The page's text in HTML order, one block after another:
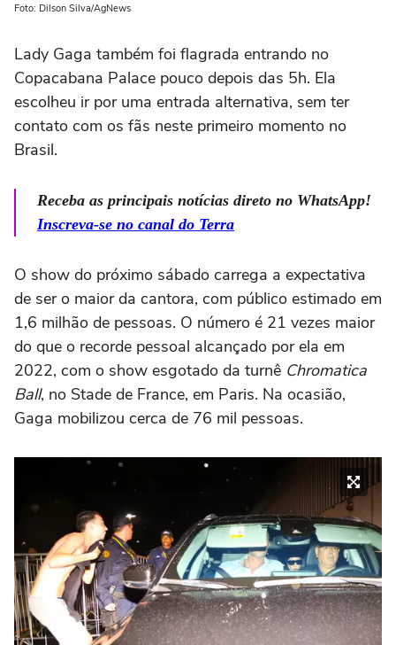
Foto: Dilson Silva/AgNews
Lady Gaga também foi flagrada entrando no
Copacabana Palace pouco depois das 5h. Ela
escolheu ir por uma entrada alternativa, sem ter
contato com os fãs neste primeiro momento no
Brasil.
Receba as principais notícias direto no WhatsApp!
Inscreva-se no canal do Terra
O show do próximo sábado carrega a expectativa
de ser o maior da cantora, com público estimado em
1,6 milhão de pessoas. O número é 21 vezes maior
do que o recorde pessoal alcançado por ela em
2022, com o show esgotado da turnê Chromatica
Ball, no Stade de France, em Paris. Na ocasião,
Gaga mobilizou cerca de 76 mil pessoas.